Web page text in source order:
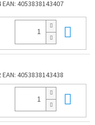
EAN: 4053838143407
EAN: 4053838143438